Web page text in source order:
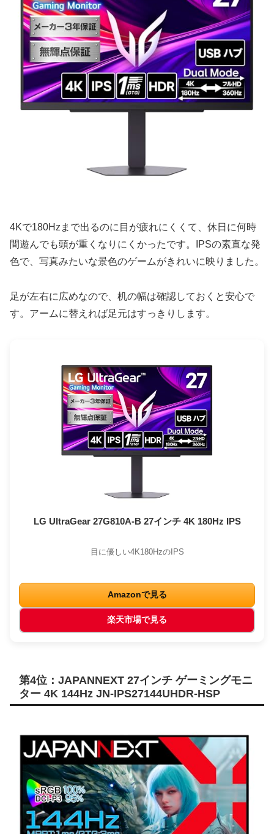
4Kで180Hzまで出るのに目が疲れにくくて、休日に何時
間遊んでも頭が重くなりにくかったです。IPSの素直な発
色で、写真みたいな景色のゲームがきれいに映りました。
足が左右に広めなので、机の幅は確認しておくと安心で
す。アームに替えれば足元はすっきりします。
LG UltraGear 27G810A-B 27インチ 4K 180Hz IPS
目に優しい4K180HzのIPS
Amazonで見る
楽天市場で見る
第4位：JAPANNEXT 27インチ ゲーミングモニ
ター 4K 144Hz JN-IPS27144UHDR-HSP